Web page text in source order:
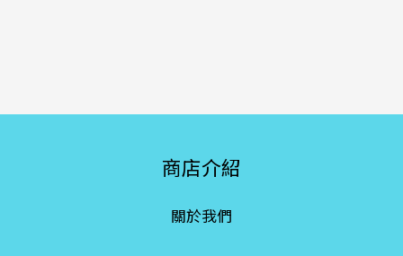
商店介紹
關於我們